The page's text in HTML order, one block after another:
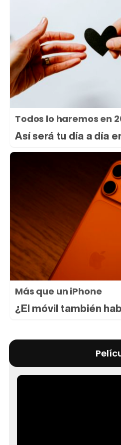
Todos lo haremos en
Así será tu día a día
Más que un iPhone
¿El móvil también